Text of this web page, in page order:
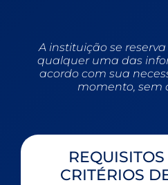
A instituição se
qualquer uma das
acordo com sua
momento, sem
CRITÉRIOS